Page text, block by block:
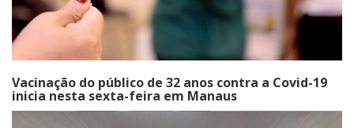
Vacinação do público de 32 anos contra a Covid-19
inicia nesta sexta-feira em Manaus